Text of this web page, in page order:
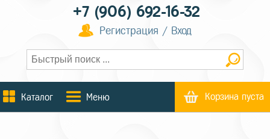
+7 (906) 692-16-32
Регистрация / Вход
Каталог Меню Корзина пуста